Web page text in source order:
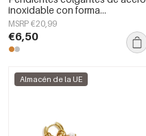
inoxidable con forma
geométrica, sencillos para el día
a día, de la serie Simple. Joyería
para mujer.
MSRP €20,99
€6,50
Almacén de la UE